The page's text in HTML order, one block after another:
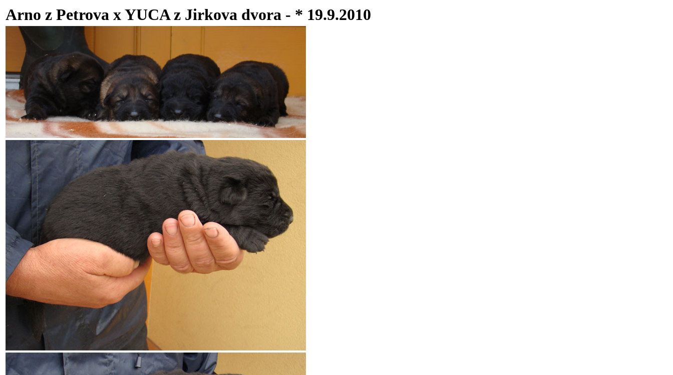
Arno z Petrova x YUCA z Jirkova dvora - * 19.9.2010